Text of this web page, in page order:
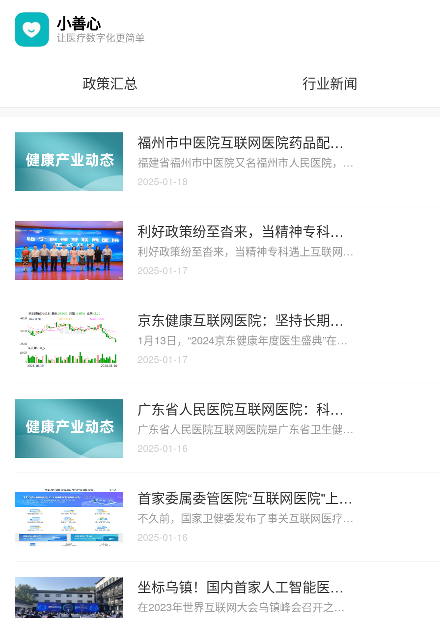
小善心
让医疗数字化更简单
政策汇总 行业新闻
福州市中医院互联网医院药品配送服务调研公告
福建省福州市中医院又名福州市人民医院，创建于1947年，
2025-01-18
利好政策纷至沓来，当精神专科遇上互联网医疗
利好政策纷至沓来，当精神专科遇上互联网医疗，市场作何反
2025-01-17
京东健康互联网医院：坚持长期主义 为医患两端
1月13日，“2024京东健康年度医生盛典”在北京举行。刚刚过
2025-01-17
广东省人民医院互联网医院：科技赋能，重塑医
广东省人民医院互联网医院是广东省卫生健康委全面启用的互
2025-01-16
首家委属委管医院“互联网医院”上线 看点都在这
不久前，国家卫健委发布了事关互联网医疗行业的三个重要文
2025-01-16
坐标乌镇！国内首家人工智能医院开业
在2023年世界互联网大会乌镇峰会召开之际，11月7日下午，